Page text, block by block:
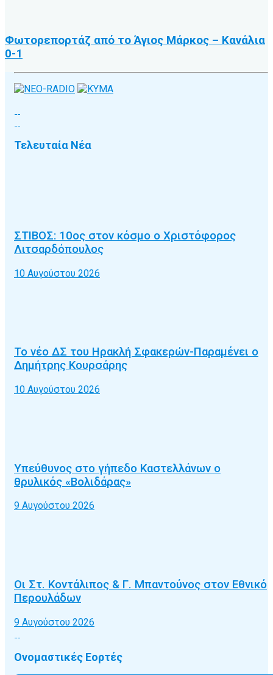
Φωτορεπορτάζ από το Άγιος Μάρκος – Κανάλια
0-1
Τελευταία Νέα
ΣΤΙΒΟΣ: 10ος στον κόσμο ο Χριστόφορος
Λιτσαρδόπουλος
10 Αυγούστου 2026
Το νέο ΔΣ του Ηρακλή Σφακερών-Παραμένει ο
Δημήτρης Κουρσάρης
10 Αυγούστου 2026
Υπεύθυνος στο γήπεδο Καστελλάνων ο
θρυλικός «Βολιδάρας»
9 Αυγούστου 2026
Οι Στ. Κοντάλιπος & Γ. Μπαντούνος στον Εθνικό
Περουλάδων
9 Αυγούστου 2026
Ονομαστικές Εορτές